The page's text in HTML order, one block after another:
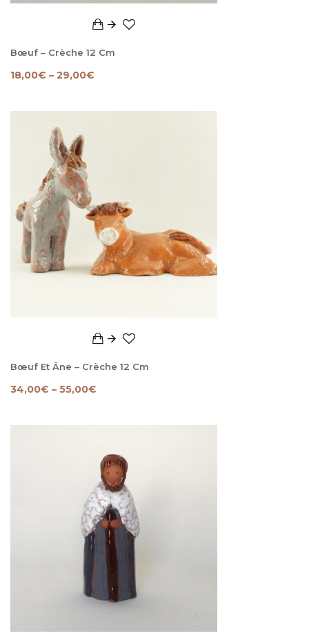
Bœuf – Crèche 12 Cm
18,00€ – 29,00€
Bœuf Et Âne – Crèche 12 Cm
34,00€ – 55,00€